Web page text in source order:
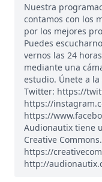
Nuestra
contamos con los
por los mejores
Puedes
vernos las 24
mediante una
estudio. Únete a la
Twitter: https://
https://
https://
Audionautix tiene
Creative Commons.
https://
http://